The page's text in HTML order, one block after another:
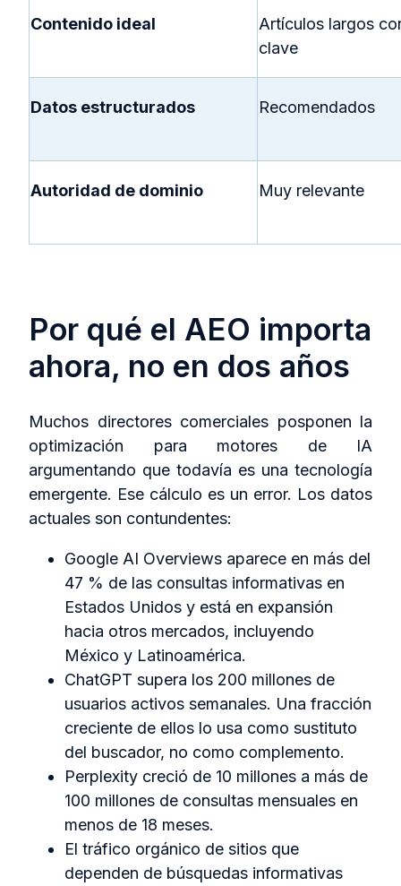
Contenido ideal
Artículos largos
clave
Datos estructurados Recomendados
Autoridad de dominio Muy relevante
Por qué el AEO importa
ahora, no en dos años
Muchos directores comerciales posponen la
optimización para motores de IA
argumentando que todavía es una tecnología
emergente. Ese cálculo es un error. Los datos
actuales son contundentes:
Google AI Overviews aparece en más del
47 % de las consultas informativas en
Estados Unidos y está en expansión
hacia otros mercados, incluyendo
México y Latinoamérica.
ChatGPT supera los 200 millones de
usuarios activos semanales. Una fracción
creciente de ellos lo usa como sustituto
del buscador, no como complemento.
Perplexity creció de 10 millones a más de
100 millones de consultas mensuales en
menos de 18 meses.
El tráfico orgánico de sitios que
dependen de búsquedas informativas